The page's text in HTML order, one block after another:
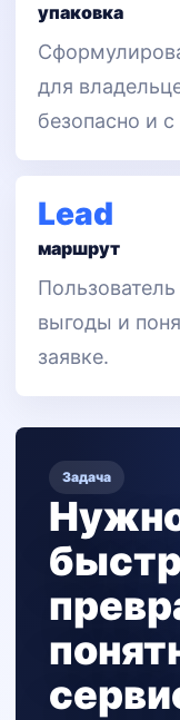
упаковка
для
безопасно и с
Lead
маршрут
выгоды и
заявке.
Задача